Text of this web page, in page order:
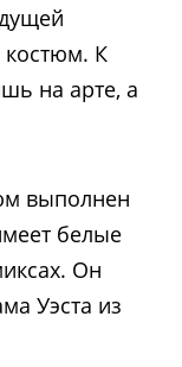
костюм. К
на арте, а
выполнен
белые
Он
Уэста из